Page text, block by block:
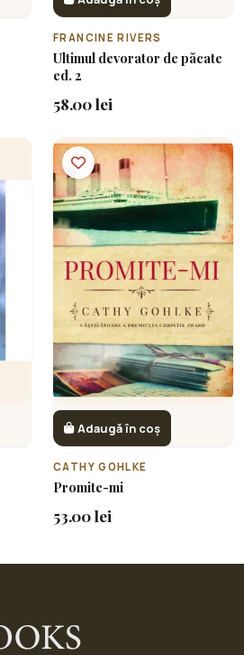
FRANCINE RIVERS
Ultimul devorator de păcate
ed. 2
58.00 lei
Adaugă în coș
CATHY GOHLKE
Promite-mi
53.00 lei